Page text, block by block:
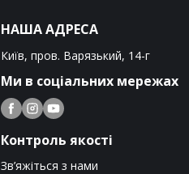
НАША АДРЕСА
Київ, пров. Варязький, 14-г
Ми в соціальних мережах
Контроль якості
Зв’яжіться з нами